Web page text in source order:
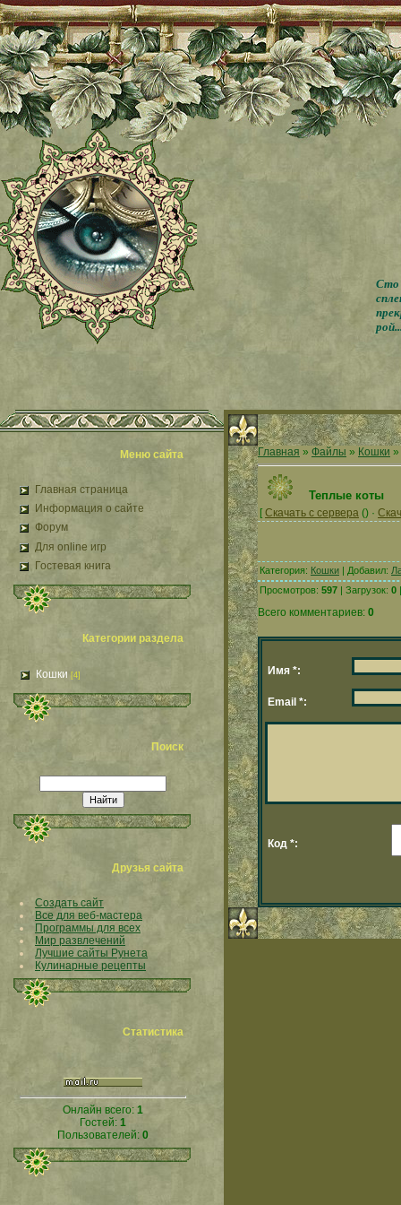
Сто
Меню сайта
Главная страница
Информация о сайте
Форум
Для online игр
Гостевая книга
Категории раздела
Кошки [4]
Поиск
Друзья сайта
Создать сайт
Все для веб-мастера
Программы для всех
Мир развлечений
Лучшие сайты Рунета
Кулинарные рецепты
Статистика
Онлайн всего: 1
Гостей: 1
Пользователей: 0
Главная » Файлы » Кошки »
Теплые коты
[Скачать с сервера () ·
Категория: Кошки | Добавил:
Просмотров: 597 | Загрузок: 0
Всего комментариев: 0
Имя *:
Email *:
Код *: